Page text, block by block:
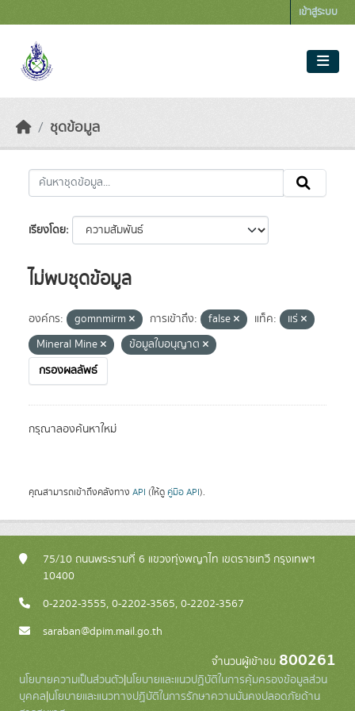
เข้าสู่ระบบ
ชุดข้อมูล
เรียงโดย
ไม่พบชุดข้อมูล
องค์กร: gomnmirm การเข้าถึง: false แท็ค:
แร่
Mineral Mine
ข้อมูลใบอนุญาต
กรองผลลัพธ์
กรุณาลองค้นหาใหม่
คุณสามารถเข้าถึงคลังทาง API (ให้ดู คู่มือ API).
75/10 ถนนพระรามที่ 6 แขวงทุ่งพญาไท เขตราชเทวี กรุงเทพฯ
10400
0-2202-3555, 0-2202-3565, 0-2202-3567
saraban@dpim.mail.go.th
จำนวนผู้เข้าชม 800261
นโยบายความเป็นส่วนตัว|นโยบายและแนวปฏิบัติในการคุ้มครองข้อมูลส่วน
บุคคล|นโยบายและแนวทางปฏิบัติในการรักษาความมั่นคงปลอดภัยด้าน